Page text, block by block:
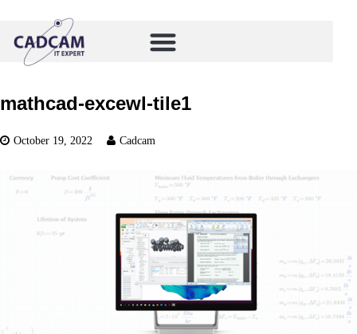
mathcad-excewl-tile1
October 19, 2022 Cadcam